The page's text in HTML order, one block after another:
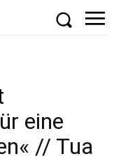
eine
// Tua